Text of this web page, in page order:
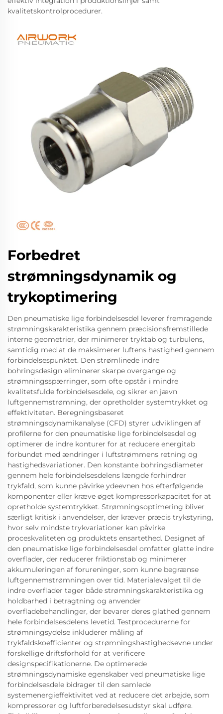
kvalitetskontrolprocedurer.
Forbedret
strømningsdynamik og
trykoptimering
Den pneumatiske lige forbindelsesdel leverer fremragende
strømningskarakteristika gennem præcisionsfremstillede
interne geometrier, der minimerer tryktab og turbulens,
samtidig med at de maksimerer luftens hastighed gennem
forbindelsespunktet. Den strømlinede indre
bohringsdesign eliminerer skarpe overgange og
strømningsspærringer, som ofte opstår i mindre
kvalitetsfulde forbindelsesdele, og sikrer en jævn
luftgennemstrømning, der opretholder systemtrykket og
effektiviteten. Beregningsbaseret
strømningsdynamikanalyse (CFD) styrer udviklingen af
profilerne for den pneumatiske lige forbindelsesdel og
optimerer de indre konturer for at reducere energitab
forbundet med ændringer i luftstrømmens retning og
hastighedsvariationer. Den konstante bohringsdiameter
gennem hele forbindelsesdelens længde forhindrer
trykfald, som kunne påvirke ydeevnen hos efterfølgende
komponenter eller kræve øget kompressorkapacitet for at
opretholde systemtrykket. Strømningsoptimering bliver
særligt kritisk i anvendelser, der kræver præcis trykstyring,
hvor selv mindste trykvariationer kan påvirke
proceskvaliteten og produktets ensartethed. Designet af
den pneumatiske lige forbindelsesdel omfatter glatte indre
overflader, der reducerer friktionstab og minimerer
akkumuleringen af forureninger, som kunne begrænse
luftgennemstrømningen over tid. Materialevalget til de
indre overflader tager både strømningskarakteristika og
holdbarhed i betragtning og anvender
overfladebehandlinger, der bevarer deres glathed gennem
hele forbindelsesdelens levetid. Testprocedurerne for
strømningsydelse inkluderer måling af
trykfaldskoefficienter og strømningshastighedsevne under
forskellige driftsforhold for at verificere
designspecifikationerne. De optimerede
strømningsdynamiske egenskaber ved pneumatiske lige
forbindelsesdele bidrager til den samlede
systemenergieffektivitet ved at reducere det arbejde, som
kompressorer og luftforberedelsesudstyr skal udføre.